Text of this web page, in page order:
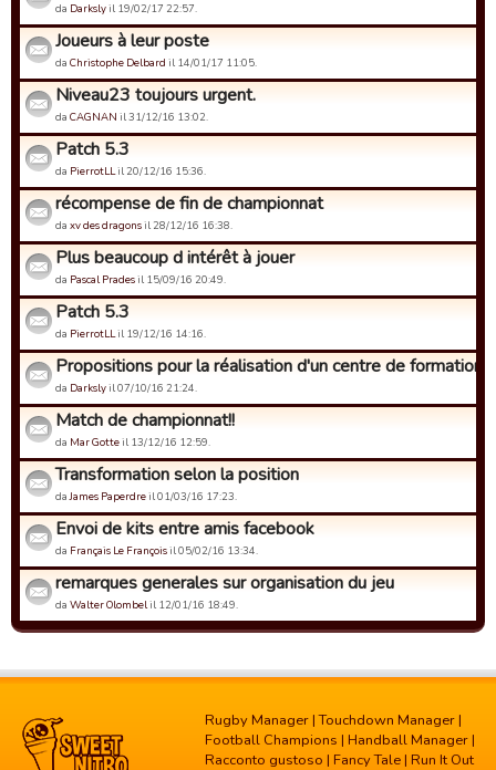
da Darkslyil 19/02/17 22:57.
Joueurs à leur poste
da Christophe Delbard il 14/01/17 11:05.
Niveau23 toujours urgent.
da CAGNAN il 31/12/16 13:02.
Patch 5.3
da PierrotLLil 20/12/16 15:36.
récompense de fin de championnat
da xv des dragonsil 28/12/16 16:38.
Plus beaucoup d intérêt à jouer
da Pascal Pradesil 15/09/16 20:49.
Patch 5.3
da PierrotLLil 19/12/16 14:16.
Propositions pour la réalisation d'un centre de formation
da Darkslyil 07/10/16 21:24.
Match de championnat!!
da Mar Gotteil 13/12/16 12:59.
Transformation selon la position
daJames Paperdreil 01/03/16 17:23.
Envoi de kits entre amis facebook
da Français Le Françoisil 05/02/16 13:34.
remarques generales sur organisation du jeu
da Walter Olombelil 12/01/16 18:49.
Rugby Manager |Touchdown Manager |
Football Champions | Handball Manager |
Racconto gustoso | Fancy Tale | Run It Out